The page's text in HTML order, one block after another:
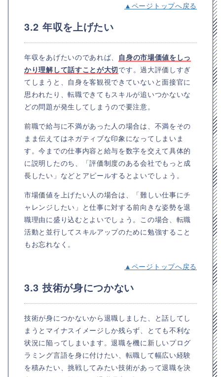
▲ページトップへ戻る
3.2 年収を上げたい
年収をあげたいのであれば、 自身の市場価値をしっ
かり理解して話すことが大切です。過大評価しすぎ
てしまうと、自身を客観視できていないと面接官に
思われたり、転職できてもスキルが追いつかないな
どの問題が発生してしまうので要注意。
前職で給与に不満があった人の場合は、不満をその
まま伝えてはネガティブな印象になってしまいま
す。今までの仕事内容と給与を数字を交えて具体的
に説明したのち、「評価制度のある会社でもっと成
長したい」などとアピールするとよいでしょう。
市場価値を上げたい人の場合は、「難しい仕事にチ
ャレンジしたい」と仕事に対する前向きな姿勢を退
職理由に盛り込むとよいでしょう。この場合、転職
活動と並行してスキルアップのために勉強すること
もお忘れなく。
▲ページトップへ戻る
3.3 技術が身につかない
技術が身につかないから退職しました、と話してし
まうとマイナスイメージしか残らず、とても不利な
状況に陥ってしまいます。退職を機に新しいプログ
ラミング言語を身に付けたい、転職して幅広い経験
を積みたい、挑戦してみたい技術があって退職を決